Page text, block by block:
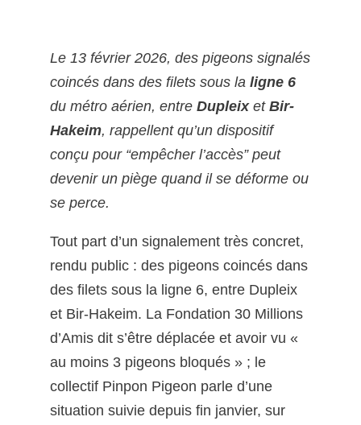
Le 13 février 2026, des pigeons signalés
coincés dans des filets sous laligne 6
du métro aérien, entreDupleixetBir-
Hakeim, rappellent qu’un dispositif
conçu pour “empêcher l’accès” peut
devenir un piège quand il se déforme ou
se perce.
Tout part d’un signalement très concret,
rendu public : des pigeons coincés dans
des filets sous la ligne 6, entre Dupleix
et Bir-Hakeim. La Fondation 30 Millions
d’Amis dit s’être déplacée et avoir vu «
au moins 3 pigeons bloqués » ; le
collectif Pinpon Pigeon parle d’une
situation suivie depuis fin janvier, sur